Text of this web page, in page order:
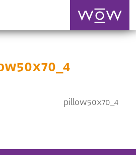
pillow50x70_4